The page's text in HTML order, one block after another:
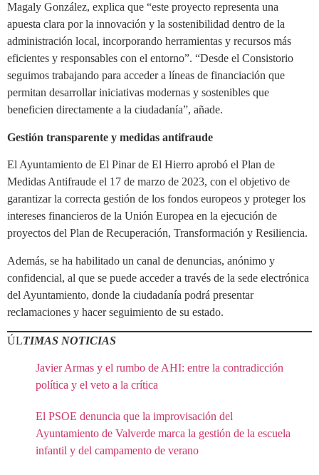
Magaly González, explica que “este proyecto representa una
apuesta clara por la innovación y la sostenibilidad dentro de la
administración local, incorporando herramientas y recursos más
eficientes y responsables con el entorno”. “Desde el Consistorio
seguimos trabajando para acceder a líneas de financiación que
permitan desarrollar iniciativas modernas y sostenibles que
beneficien directamente a la ciudadanía”, añade.
Gestión transparente y medidas antifraude
El Ayuntamiento de El Pinar de El Hierro aprobó el Plan de
Medidas Antifraude el 17 de marzo de 2023, con el objetivo de
garantizar la correcta gestión de los fondos europeos y proteger los
intereses financieros de la Unión Europea en la ejecución de
proyectos del Plan de Recuperación, Transformación y Resiliencia.
Además, se ha habilitado un canal de denuncias, anónimo y
confidencial, al que se puede acceder a través de la sede electrónica
del Ayuntamiento, donde la ciudadanía podrá presentar
reclamaciones y hacer seguimiento de su estado.
ÚLTIMAS NOTICIAS
Javier Armas y el rumbo de AHI: entre la contradicción
política y el veto a la crítica
El PSOE denuncia que la improvisación del
Ayuntamiento de Valverde marca la gestión de la escuela
infantil y del campamento de verano